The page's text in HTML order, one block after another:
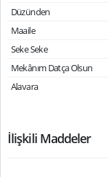
Düzünden
Maaile
Seke Seke
Mekânım Datça Olsun
Alavara
İlişkili Maddeler